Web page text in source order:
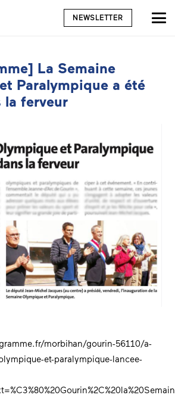
NEWSLETTER
La Semaine
Paralympique a été
la ferveur
morbihan/gourin-56110/a-
et-paralympique-lancee-